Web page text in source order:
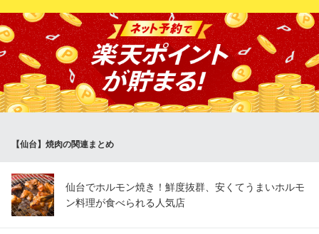
れた｢小形牧場牛」の特徴でもある、きめ細やかな極上の霜降り
は、ほのかな甘みと肉本来の旨味が凝縮された至高の味わいが愉
しめます。
おはる 国分町店
仙台で人気の焼肉屋！
【仙台】焼肉の関連まとめ
仙台でホルモン焼き！鮮度抜群、安くてうまいホルモ
ン料理が食べられる人気店